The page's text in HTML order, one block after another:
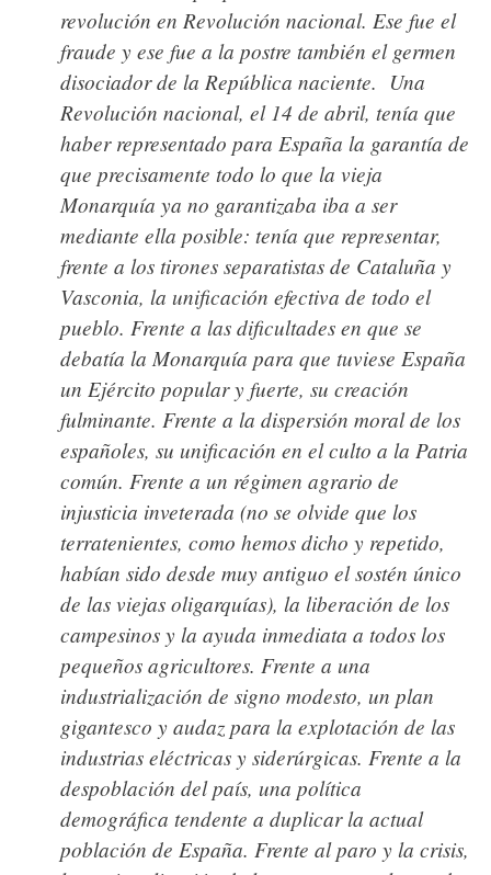
revolución en Revolución nacional. Ese fue el
fraude y ese fue a la postre también el germen
disociador de la República naciente. Una
Revolución nacional, el 14 de abril, tenía que
haber representado para España la garantía de
que precisamente todo lo que la vieja
Monarquía ya no garantizaba iba a ser
mediante ella posible: tenía que representar,
frente a los tirones separatistas de Cataluña y
Vasconia, la unificación efectiva de todo el
pueblo. Frente a las dificultades en que se
debatía la Monarquía para que tuviese España
un Ejército popular y fuerte, su creación
fulminante. Frente a la dispersión moral de los
españoles, su unificación en el culto a la Patria
común. Frente a un régimen agrario de
injusticia inveterada (no se olvide que los
terratenientes, como hemos dicho y repetido,
habían sido desde muy antiguo el sostén único
de las viejas oligarquías), la liberación de los
campesinos y la ayuda inmediata a todos los
pequeños agricultores. Frente a una
industrialización de signo modesto, un plan
gigantesco y audaz para la explotación de las
industrias eléctricas y siderúrgicas. Frente a la
despoblación del país, una política
demográfica tendente a duplicar la actual
población de España. Frente al paro y la crisis,